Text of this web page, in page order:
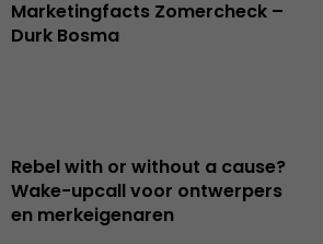
Marketingfacts Zomercheck –
Durk Bosma
Rebel with or without a cause?
Wake-upcall voor ontwerpers
en merkeigenaren